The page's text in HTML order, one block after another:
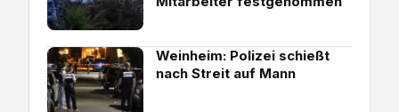
Weinheim: Polizei schießt
nach Streit auf Mann